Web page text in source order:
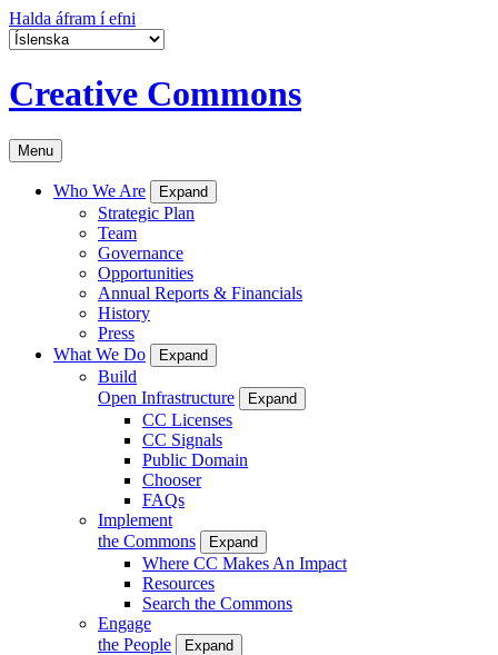
Halda áfram í efni
Creative Commons
Menu
Who We Are Expand
Strategic Plan
Team
Governance
Opportunities
Annual Reports & Financials
History
Press
What We Do
Expand
Build
Open Infrastructure
Expand
CC Licenses
CC Signals
Public Domain
Chooser
FAQs
Implement
the Commons
Expand
Where CC Makes An Impact
Resources
Search the Commons
Engage
the People
Expand